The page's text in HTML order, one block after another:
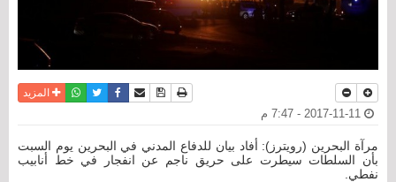
نسخة للطباعة
حفظ الموضوع
أرسل الى صديق
فيسبوكتويترواتسابالمزيد
مرآة البحرين (رويترز): أفاد بيان للدفاع المدني في البحرين يوم السبت
بأن السلطات سيطرت على حريق ناجم عن انفجار في خط أنابيب
نفطي.